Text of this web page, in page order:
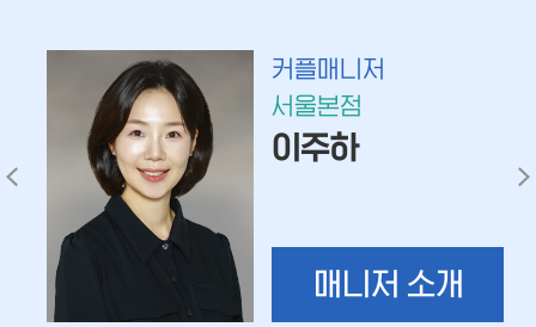
커플매니저
서울본점
이주하
매니저 소개